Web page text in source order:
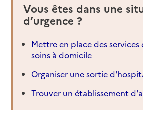
Vous êtes dans une
d’urgence ?
Mettre en place des
soins à domicile
Organiser une sortie
Trouver un établissement